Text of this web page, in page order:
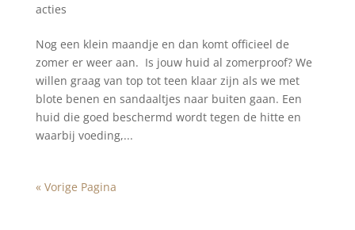
acties
Nog een klein maandje en dan komt officieel de
zomer er weer aan. Is jouw huid al zomerproof? We
willen graag van top tot teen klaar zijn als we met
blote benen en sandaaltjes naar buiten gaan. Een
huid die goed beschermd wordt tegen de hitte en
waarbij voeding,...
« Vorige Pagina